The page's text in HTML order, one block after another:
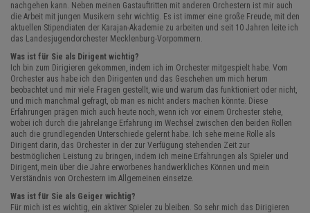
nachgehen kann. Neben meinen Gastauftritten mit anderen Orchestern ist mir auch
die Arbeit mit jungen Musikern sehr wichtig. Es ist immer eine große Freude, mit den
aktuellen Stipendiaten der Karajan-Akademie zu arbeiten und seit 10 Jahren leite ich
das Landesjugendorchester Mecklenburg-Vorpommern.
Was ist für Sie als Dirigent wichtig?
Ich bin zum Dirigieren gekommen, indem ich im Orchester mitgespielt habe. Vom
Orchester aus habe ich den Dirigenten und das Geschehen um mich herum
beobachtet und mir viele Fragen gestellt, wie und warum das funktioniert oder nicht,
und mich manchmal gefragt, ob man es nicht anders machen könnte. Diese
Erfahrungen prägen mich auch heute noch, wenn ich vor einem Orchester stehe,
wobei ich durch die jahrelange Erfahrung im Wechsel zwischen den beiden Rollen
auch die grundlegenden Unterschiede gelernt habe. Ich sehe meine Rolle als
Dirigent darin, das Orchester in der zur Verfügung stehenden Zeit zur
bestmöglichen Leistung zu bringen, indem ich meine Erfahrungen als Spieler und
Dirigent, mein über die Jahre erworbenes handwerkliches Können und mein
Verständnis von Orchestern im Allgemeinen einsetze.
Was ist für Sie als Geiger wichtig?
Für mich ist es wichtig, ein aktiver Spieler zu bleiben. So sehr mich das Dirigieren